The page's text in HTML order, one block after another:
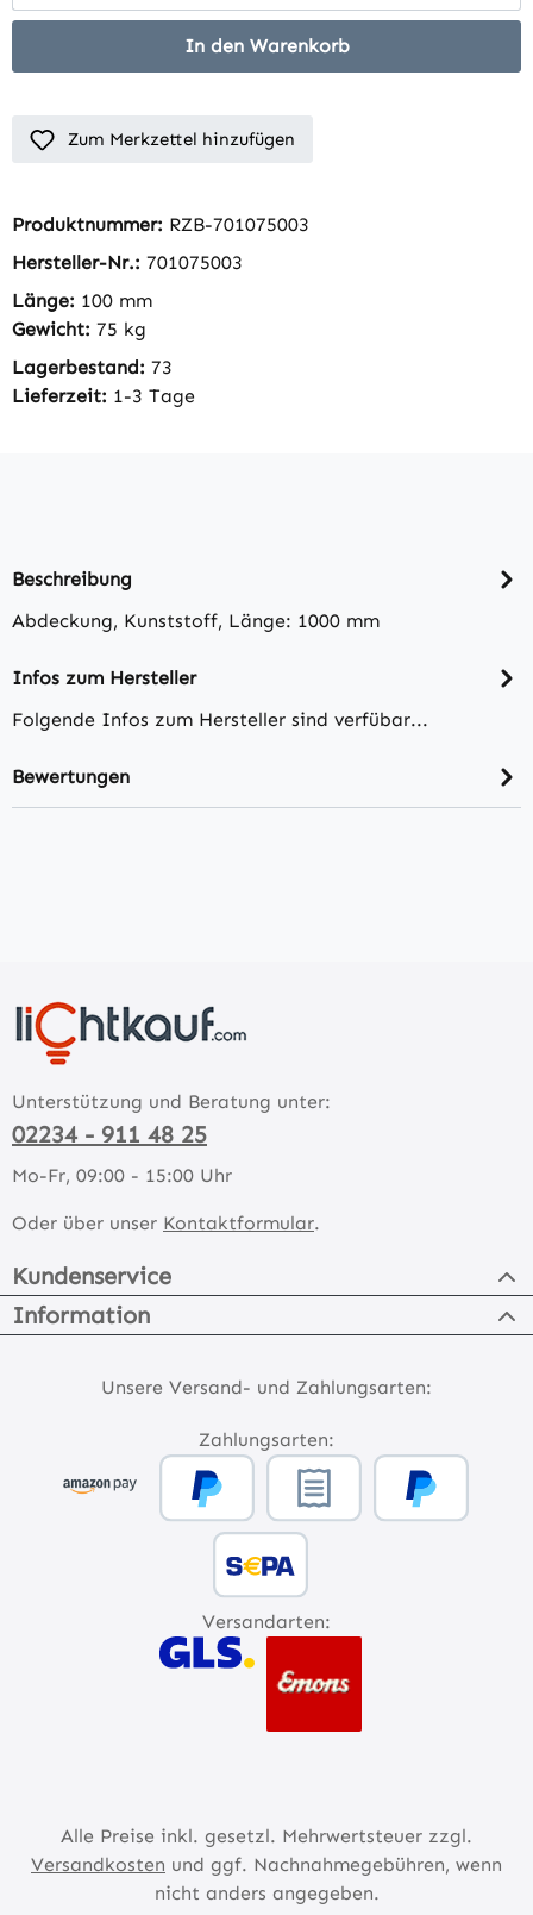
In den Warenkorb
Zum Merkzettel hinzufügen
Produktnummer: RZB-701075003
Hersteller-Nr.: 701075003
Länge: 100 mm
Gewicht: 75 kg
Lagerbestand: 73
Lieferzeit: 1-3 Tage
Beschreibung
Abdeckung, Kunststoff, Länge: 1000 mm
Infos zum Hersteller
Folgende Infos zum Hersteller sind verfübar...
Bewertungen
Unterstützung und Beratung unter:
02234 - 911 48 25
Mo-Fr, 09:00 - 15:00 Uhr
Oder über unser Kontaktformular.
Kundenservice
Information
Unsere Versand- und Zahlungsarten:
Zahlungsarten:
Versandarten:
Alle Preise inkl. gesetzl. Mehrwertsteuer zzgl.
Versandkosten und ggf. Nachnahmegebühren, wenn
nicht anders angegeben.